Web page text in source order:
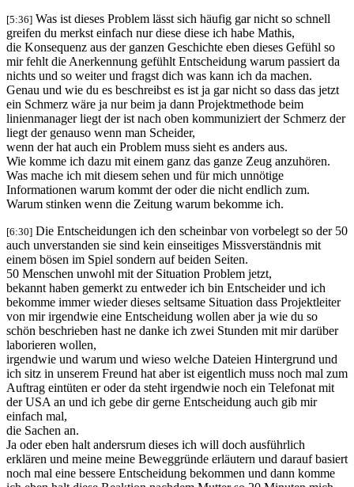
[5:36] Was ist dieses Problem lässt sich häufig gar nicht so schnell
greifen du merkst einfach nur diese diese ich habe Mathis,
die Konsequenz aus der ganzen Geschichte eben dieses Gefühl so
mir fehlt die Anerkennung gefühlt Entscheidung warum passiert da
nichts und so weiter und fragst dich was kann ich da machen.
Genau und wie du es beschreibst es ist ja gar nicht so dass das jetzt
ein Schmerz wäre ja nur beim ja dann Projektmethode beim
linienmanager liegt der ist nach oben kommuniziert der Schmerz der
liegt der genauso wenn man Scheider,
wenn der hat auch ein Problem muss sieht es anders aus.
Wie komme ich dazu mit einem ganz das ganze Zeug anzuhören.
Was mache ich mit diesem sehen und für mich unnötige
Informationen warum kommt der oder die nicht endlich zum.
Warum stinken wenn die Zeitung warum bekomme ich.
[6:30] Die Entscheidungen ich den scheinbar von vorbelegt so der 50
auch unverstanden sie sind kein einseitiges Missverständnis mit
einem bösen im Spiel sondern auf beiden Seiten.
50 Menschen unwohl mit der Situation Problem jetzt,
bekannt haben gemerkt zu entweder ich bin Entscheider und ich
bekomme immer wieder dieses seltsame Situation dass Projektleiter
von mir irgendwie eine Entscheidung wollen aber ja wie du so
schön beschrieben hast ne danke ich zwei Stunden mit mir darüber
laborieren wollen,
irgendwie und warum und wieso welche Dateien Hintergrund und
ich sitz in unserem Freund hat aber ist eigentlich muss noch mal zum
Auftrag eintüten er oder da steht irgendwie noch ein Telefonat mit
der USA an und ich gebe dir gerne Entscheidung auch gib mir
einfach mal,
die Sachen an.
Ja oder eben halt andersrum dieses ich will doch ausführlich
erklären und meine meine Beweggründe erläutern und darauf basiert
noch mal eine bessere Entscheidung bekommen und dann komme